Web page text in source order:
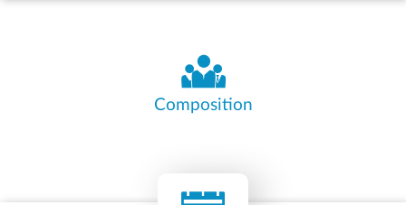
Composition